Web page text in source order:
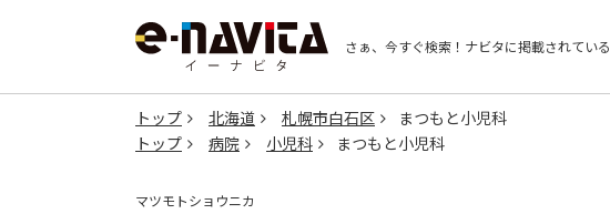
さぁ、今すぐ検索！ ナビタに掲載されている
トップ 北海道 札幌市白石区
まつもと小児科
トップ
病院 小児科 まつもと小児科
マツモトショウニカ